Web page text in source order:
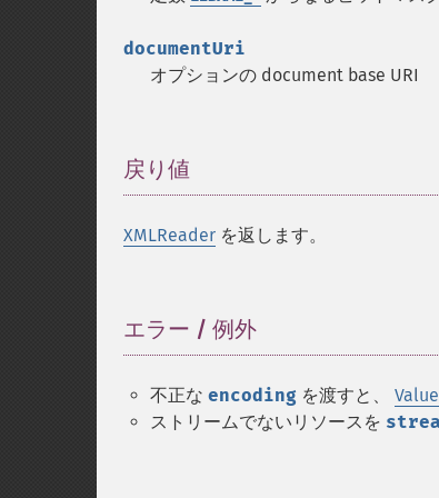
documentUri
オプションの document base URI
戻り値
XMLReader を返します。
エラー / 例外
不正な encoding を渡すと、
ストリームでないリソースを